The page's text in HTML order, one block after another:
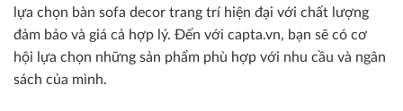
lựa chọn bàn sofa decor trang trí hiện đại với chất lượng
đảm bảo và giá cả hợp lý. Đến với capta.vn, bạn sẽ có cơ
hội lựa chọn những sản phẩm phù hợp với nhu cầu và ngân
sách của mình.